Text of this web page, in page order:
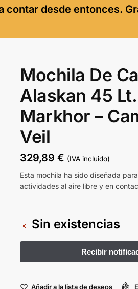
contar desde entonces.
Mochila De
Alaskan 45 Lt.
Markhor –
Veil
329,89€ (IVA incluido)
Esta mochila ha sido diseñada
actividades al aire libre y en
Sin existencias
Añadir a la lista de deseos